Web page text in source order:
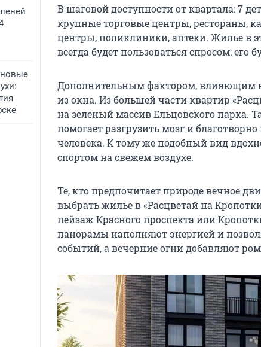
В шаговой доступности от квартала: 7
крупные торговые центры, рестораны,
центры, поликлиники, аптеки. Жилье в
всегда будет пользоваться спросом: его
Дополнительным фактором, влияющим
из окна. Из большей части квартир
на зеленый массив Ельцовского парка.
помогает разгрузить мозг и
человека. К тому же подобный вид
спортом на свежем воздухе.
Те, кто предпочитает природе вечное
выбрать жилье в «Расцветай на
пейзаж Красного проспекта или
панорамы наполняют энергией и
событий, а вечерние огни добавляют